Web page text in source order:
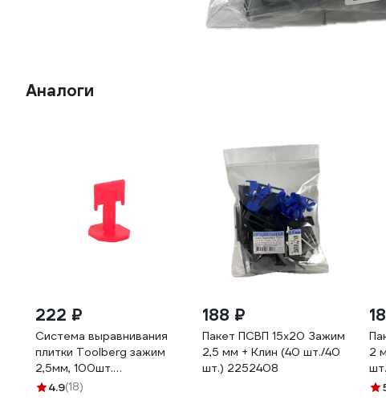
Аналоги
222 ₽
Система выравнивания
плитки Toolberg зажим
2,5мм, 100шт.
ЛА-00004303
4.9(18)
188 ₽
Пакет ПСВП 15х20 Зажим
2,5 мм + Клин (40 шт./40
шт.) 2252408
2